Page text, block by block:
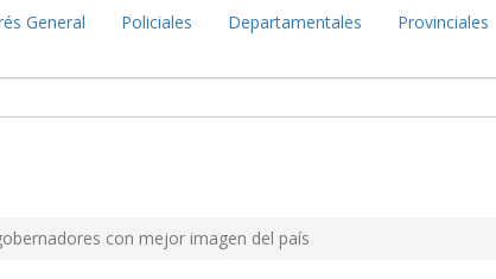
General Policiales Departamentales Provinciales
con mejor imagen del país